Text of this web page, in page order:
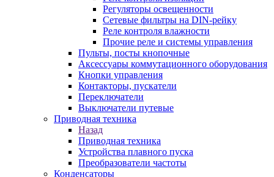
Регуляторы освещенности
Сетевые фильтры на DIN-рейку
Реле контроля влажности
Прочие реле и системы управления
Пульты, посты кнопочные
Аксессуары коммутационного оборудования
Кнопки управления
Контакторы, пускатели
Переключатели
Выключатели путевые
Приводная техника
Назад
Приводная техника
Устройства плавного пуска
Преобразователи частоты
Конденсаторы